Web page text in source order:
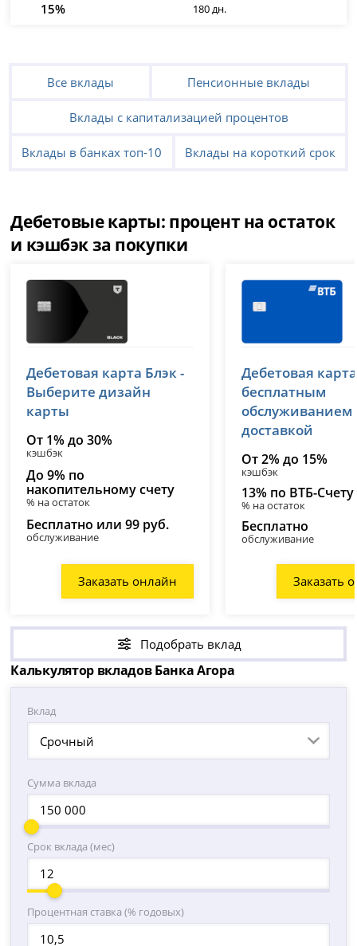
15% 180 дн.
Все вклады Пенсионные вклады
Вклады с капитализацией процентов
Вклады в банках топ-10 Вклады на короткий срок
Дебетовые карты: процент на остаток
и кэшбэк за покупки
лицензия № 2673
Дебетовая карта Блэк -
Выберите дизайн
карты
От 1% до 30%
кэшбэк
До 9% по
накопительному счету
% на остаток
Бесплатно или 99 руб.
обслуживание
Заказать онлайн
лицензия № 1000
Дебетовая
бесплатным
обслуживанием
доставкой
От 2% до 15%
кэшбэк
13% по ВТБ-Счету
% на остаток
Бесплатно
обслуживание
Заказать
Подобрать вклад
Калькулятор вкладов Банка Агора
Вклад
Срочный
Сумма вклада
Срок вклада (мес)
Процентная ставка (% годовых)